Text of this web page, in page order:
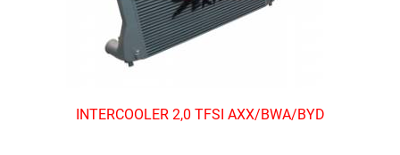
INTERCOOLER 2,0 TFSI AXX/BWA/BYD